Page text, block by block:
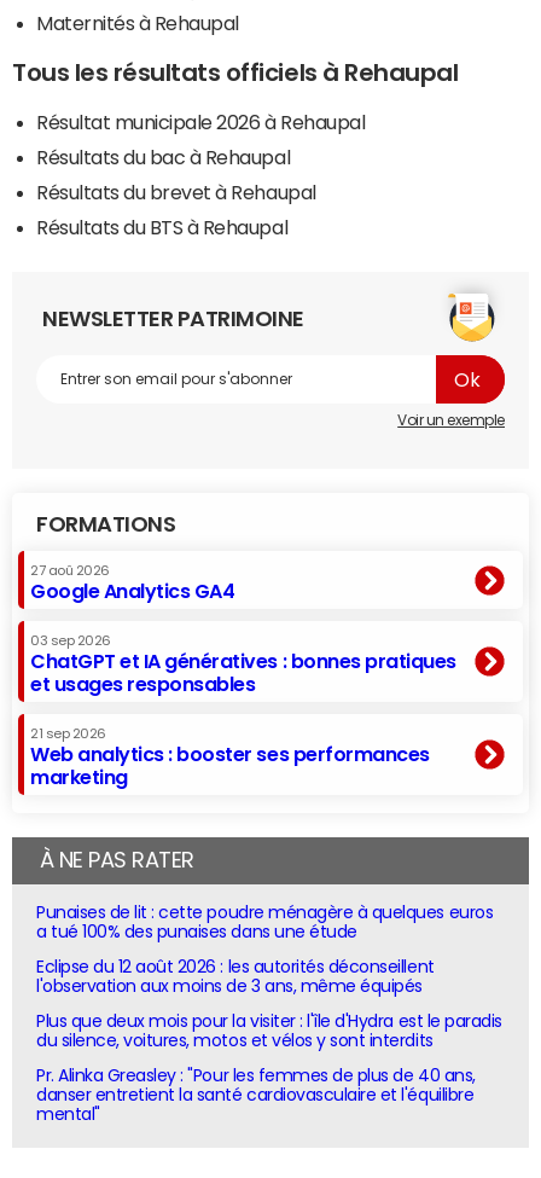
Maternités à Rehaupal
Tous les résultats officiels à Rehaupal
Résultat municipale 2026 à Rehaupal
Résultats du bac à Rehaupal
Résultats du brevet à Rehaupal
Résultats du BTS à Rehaupal
NEWSLETTER PATRIMOINE
Voir un exemple
FORMATIONS
27 aoû 2026
Google Analytics GA4
03 sep 2026
ChatGPT et IA génératives : bonnes pratiques
et usages responsables
21 sep 2026
Web analytics : booster ses performances
marketing
À NE PAS RATER
Punaises de lit : cette poudre ménagère à quelques euros
a tué 100% des punaises dans une étude
Eclipse du 12 août 2026 : les autorités déconseillent
l'observation aux moins de 3 ans, même équipés
Plus que deux mois pour la visiter : l'île d'Hydra est le paradis
du silence, voitures, motos et vélos y sont interdits
Pr. Alinka Greasley : "Pour les femmes de plus de 40 ans,
danser entretient la santé cardiovasculaire et l'équilibre
mental"